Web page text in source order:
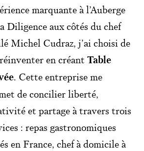
marquante à l’Auberge
Diligence aux côtés du chef
Michel Cudraz, j’ai choisi de
en créant Table
. Cette entreprise me
de concilier liberté,
et partage à travers trois
: repas gastronomiques
en France, chef à domicile à